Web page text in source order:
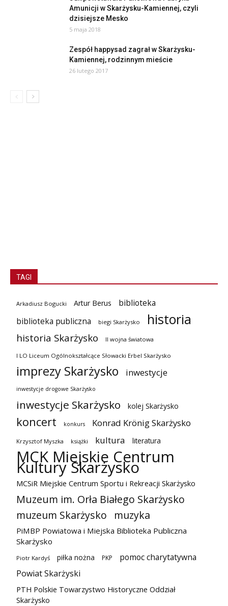
Amunicji w Skarżysku-Kamiennej, czyli
dzisiejsze Mesko
5 maja 2018
Zespół happysad zagrał w Skarżysku-
Kamiennej, rodzinnym mieście
26 lutego 2017
TAGI
Arkadiusz Bogucki Artur Berus
biblioteka
biblioteka publiczna
biegi Skarżysko historia
historia Skarżysko II wojna światowa
I LO Liceum Ogólnokształcące Słowacki Erbel Skarżysko
imprezy Skarżysko inwestycje
inwestycje drogowe Skarżysko
inwestycje Skarżysko kolej Skarżysko
koncert konkurs Konrad Krönig Skarżysko
Krzysztof Myszka książki kultura literatura
MCK Miejskie Centrum
Kultury Skarżysko
MCSiR Miejskie Centrum Sportu i Rekreacji Skarżysko
Muzeum im. Orła Białego Skarżysko
muzeum Skarżysko
muzyka
PiMBP Powiatowa i Miejska Biblioteka Publiczna
Skarżysko
Piotr Kardyś piłka nożna PKP
pomoc charytatywna
Powiat Skarżyski
PTH Polskie Towarzystwo Historyczne Oddział
Skarżysko